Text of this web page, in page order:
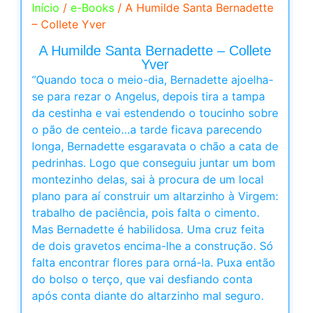
Início / e-Books / A Humilde Santa Bernadette
– Collete Yver
A Humilde Santa Bernadette – Collete
Yver
“Quando toca o meio-dia, Bernadette ajoelha-
se para rezar o Angelus, depois tira a tampa
da cestinha e vai estendendo o toucinho sobre
o pão de centeio…a tarde ficava parecendo
longa, Bernadette esgaravata o chão a cata de
pedrinhas. Logo que conseguiu juntar um bom
montezinho delas, sai à procura de um local
plano para aí construir um altarzinho à Virgem:
trabalho de paciência, pois falta o cimento.
Mas Bernadette é habilidosa. Uma cruz feita
de dois gravetos encima-lhe a construção. Só
falta encontrar flores para orná-la. Puxa então
do bolso o terço, que vai desfiando conta
após conta diante do altarzinho mal seguro.